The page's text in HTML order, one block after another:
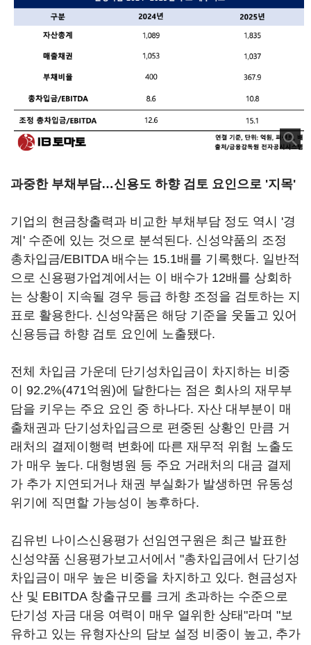
과중한 부채부담…신용도 하향 검토 요인으로 '지목'
기업의 현금창출력과 비교한 부채부담 정도 역시 '경
계' 수준에 있는 것으로 분석된다. 신성약품의 조정
총차입금/EBITDA 배수는 15.1배를 기록했다. 일반적
으로 신용평가업계에서는 이 배수가 12배를 상회하
는 상황이 지속될 경우 등급 하향 조정을 검토하는 지
표로 활용한다. 신성약품은 해당 기준을 웃돌고 있어
신용등급 하향 검토 요인에 노출됐다.
전체 차입금 가운데 단기성차입금이 차지하는 비중
이 92.2%(471억원)에 달한다는 점은 회사의 재무부
담을 키우는 주요 요인 중 하나다. 자산 대부분이 매
출채권과 단기성차입금으로 편중된 상황인 만큼 거
래처의 결제이행력 변화에 따른 재무적 위험 노출도
가 매우 높다. 대형병원 등 주요 거래처의 대금 결제
가 추가 지연되거나 채권 부실화가 발생하면 유동성
위기에 직면할 가능성이 농후하다.
김유빈 나이스신용평가 선임연구원은 최근 발표한
신성약품 신용평가보고서에서 "총차입금에서 단기성
차입금이 매우 높은 비중을 차지하고 있다. 현금성자
산 및 EBITDA 창출규모를 크게 초과하는 수준으로
단기성 자금 대응 여력이 매우 열위한 상태"라며 "보
유하고 있는 유형자산의 담보 설정 비중이 높고, 추가